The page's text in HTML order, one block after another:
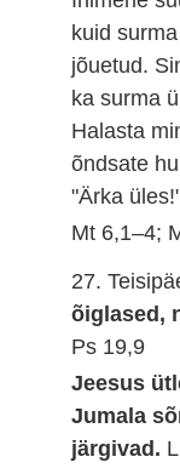
kuid
jõuetud.
ka surma
Halasta
õndsate
"Ärka
Mt 6,1–4;
27.
õiglased,
Ps 19,9
Jeesus
Jumala
järgivad.